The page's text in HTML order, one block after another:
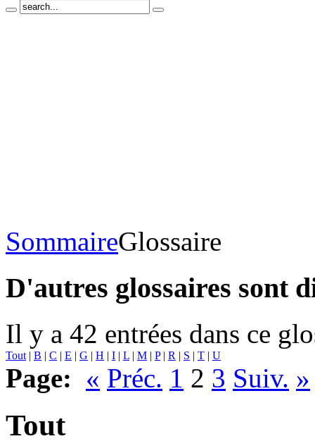
SommaireGlossaire
D'autres glossaires sont
Il y a 42 entrées dans ce
Tout | B | C | E | G | H | I | L | M | P| R | S | T | U
Page: « Préc. 1 2 3 Suiv. »
Tout